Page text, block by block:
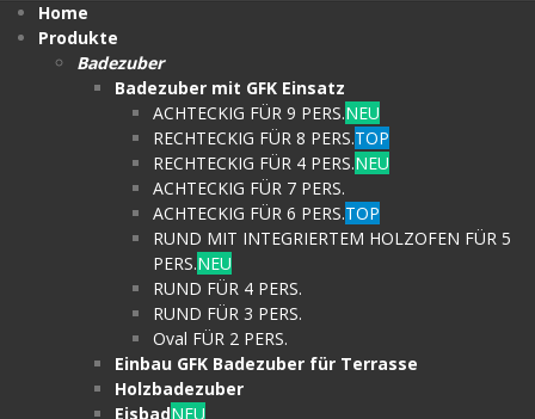
Home
Produkte
Badezuber
Badezuber mit GFK Einsatz
ACHTECKIG FÜR 9 PERS.NEU
RECHTECKIG FÜR 8 PERS.TOP
RECHTECKIG FÜR 4 PERS.NEU
ACHTECKIG FÜR 7 PERS.
ACHTECKIG FÜR 6 PERS.TOP
RUND MIT INTEGRIERTEM HOLZOFEN FÜR 5
PERS.NEU
RUND FÜR 4 PERS.
RUND FÜR 3 PERS.
Oval FÜR 2 PERS.
Einbau GFK Badezuber für Terrasse
Holzbadezuber
EisbadNEU